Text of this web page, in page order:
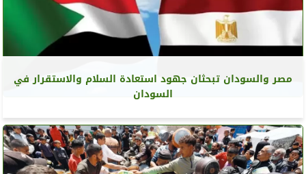
مصر والسودان تبحثان جهود استعادة السلام والاستقرار في
السودان